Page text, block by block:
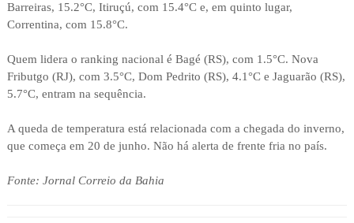
Barreiras, 15.2°C, Itiruçú, com 15.4°C e, em quinto lugar,
Correntina, com 15.8°C.
Quem lidera o ranking nacional é Bagé (RS), com 1.5°C. Nova
Fributgo (RJ), com 3.5°C, Dom Pedrito (RS), 4.1°C e Jaguarão (RS),
5.7°C, entram na sequência.
A queda de temperatura está relacionada com a chegada do inverno,
que começa em 20 de junho. Não há alerta de frente fria no país.
Fonte: Jornal Correio da Bahia